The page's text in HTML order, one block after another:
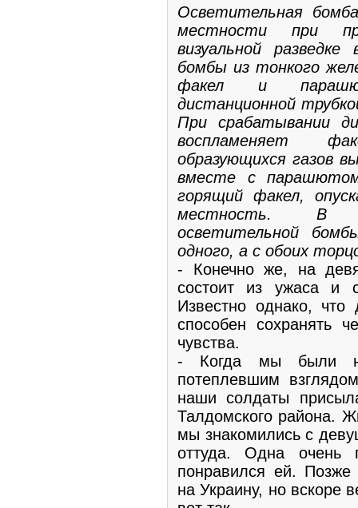
Осветительная
местности при
визуальной
бомбы из тонкого
факел и
дистанционной
При срабатывании
воспламеняет
образующихся газов
вместе с
горящий факел,
местность. В
осветительной
одного, а с обоих
- Конечно же, на
состоит из ужаса и
Известно однако, что
способен сохранять
чувства.
- Когда мы были
потеплевшим
наши солдаты
Талдомского района.
мы знакомились с
оттуда. Одна
понравился ей.
на Украину, но вскоре